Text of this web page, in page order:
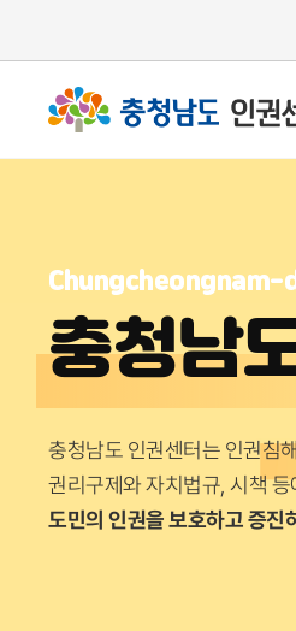
Chungcheongnam-
충청남
충청남도 인권센터는 인권침
권리구제와 자치법규, 시책
도민의 인권을 보호하고 증진